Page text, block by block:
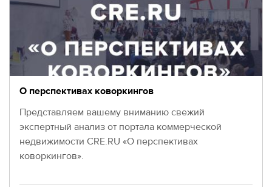
О перспективах коворкингов
Представляем вашему вниманию свежий
экспертный анализ от портала коммерческой
недвижимости CRE.RU «О перспективах
коворкингов».